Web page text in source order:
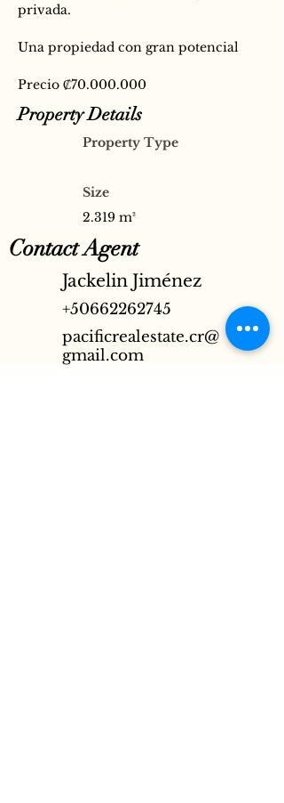
privada.
Una propiedad con gran potencial
Precio ₡70.000.000
Property Details
Property Type
Size
2.319 m²
Contact Agent
Jackelin Jiménez
+50662262745
pacificrealestate.cr@
gmail.com